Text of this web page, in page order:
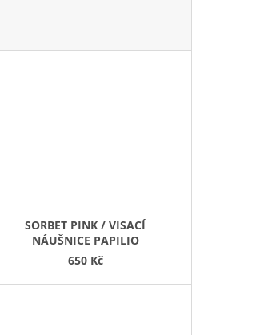
SORBET PINK / VISACÍ
NÁUŠNICE PAPILIO
650 Kč